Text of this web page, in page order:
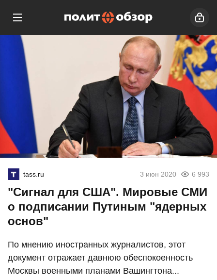
tass.ru 3 июн 2020 6 993
"Сигнал для США". Мировые СМИ
о подписании Путиным "ядерных
основ"
По мнению иностранных журналистов, этот
документ отражает давнюю обеспокоенность
Москвы военными планами Вашингтона...